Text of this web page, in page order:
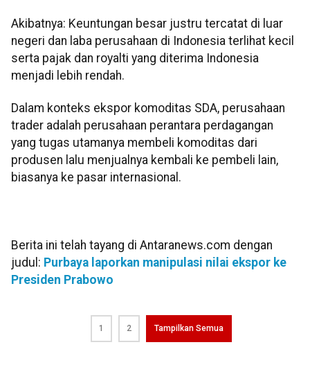
Akibatnya: Keuntungan besar justru tercatat di luar
negeri dan laba perusahaan di Indonesia terlihat kecil
serta pajak dan royalti yang diterima Indonesia
menjadi lebih rendah.
Dalam konteks ekspor komoditas SDA, perusahaan
trader adalah perusahaan perantara perdagangan
yang tugas utamanya membeli komoditas dari
produsen lalu menjualnya kembali ke pembeli lain,
biasanya ke pasar internasional.
Berita ini telah tayang di Antaranews.com dengan
judul: Purbaya laporkan manipulasi nilai ekspor ke
Presiden Prabowo
1 2 Tampilkan Semua